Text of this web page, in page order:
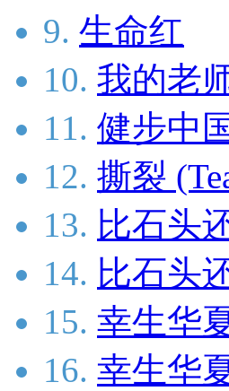
9. 生命红
10. 我的老
11. 健步中
12. 撕裂
13. 比石头
14. 比石头
15. 幸生华
16. 幸生华